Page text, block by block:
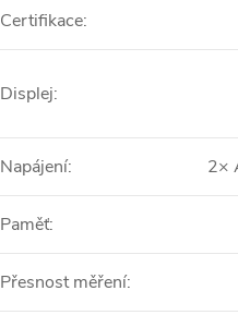
Certifikace:
Displej:
Napájení: 2×
Paměť:
Přesnost měření: